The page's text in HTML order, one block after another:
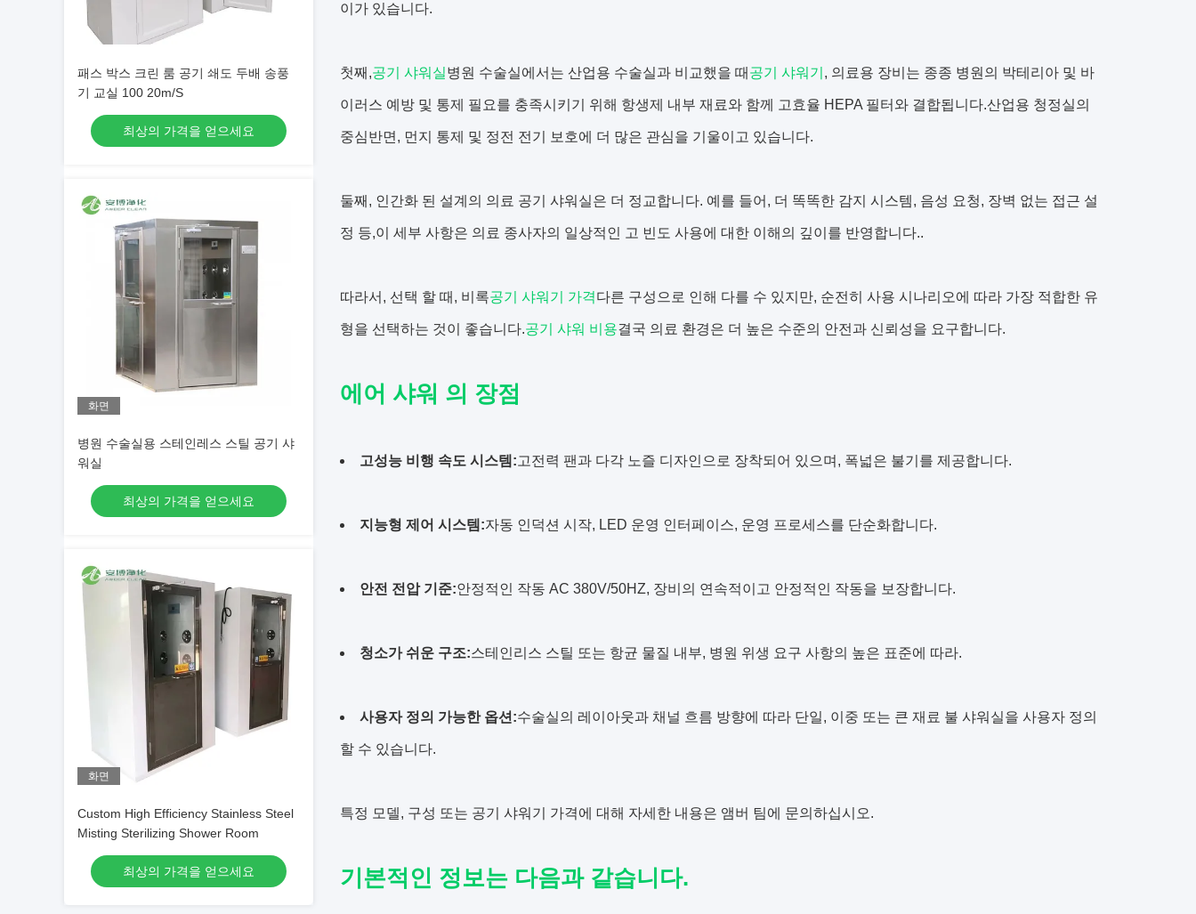
패스 박스 크린 룸 공기 쇄도 두배 송풍
기 교실 100 20m/S
최상의 가격을 얻으세요
화면
병원 수술실용 스테인레스 스틸 공기 샤
워실
최상의 가격을 얻으세요
화면
Custom High Efficiency Stainless Steel
Misting Sterilizing Shower Room
최상의 가격을 얻으세요
이가 있습니다.
첫째,공기 샤워실병원 수술실에서는 산업용 수술실과 비교했을 때 공기 샤워기 , 의료용 장비는 종종 병원의 박테리아 및 바
이러스 예방 및 통제 필요를 충족시키기 위해 항생제 내부 재료와 함께 고효율 HEPA 필터와 결합됩니다.산업용 청정실의
중심반면, 먼지 통제 및 정전 전기 보호에 더 많은 관심을 기울이고 있습니다.
둘째, 인간화 된 설계의 의료 공기 샤워실은 더 정교합니다. 예를 들어, 더 똑똑한 감지 시스템, 음성 요청, 장벽 없는 접근 설
정 등,이 세부 사항은 의료 종사자의 일상적인 고 빈도 사용에 대한 이해의 깊이를 반영합니다..
따라서, 선택 할 때, 비록공기 샤워기 가격다른 구성으로 인해 다를 수 있지만, 순전히 사용 시나리오에 따라 가장 적합한 유
형을 선택하는 것이 좋습니다.공기 샤워 비용결국 의료 환경은 더 높은 수준의 안전과 신뢰성을 요구합니다.
에어 샤워 의 장점
고성능 비행 속도 시스템:고전력 팬과 다각 노즐 디자인으로 장착되어 있으며, 폭넓은 불기를 제공합니다.
지능형 제어 시스템:자동 인덕션 시작, LED 운영 인터페이스, 운영 프로세스를 단순화합니다.
안전 전압 기준:안정적인 작동 AC 380V/50HZ, 장비의 연속적이고 안정적인 작동을 보장합니다.
청소가 쉬운 구조:스테인리스 스틸 또는 항균 물질 내부, 병원 위생 요구 사항의 높은 표준에 따라.
사용자 정의 가능한 옵션:수술실의 레이아웃과 채널 흐름 방향에 따라 단일, 이중 또는 큰 재료 불 샤워실을 사용자 정의
할 수 있습니다.
특정 모델, 구성 또는 공기 샤워기 가격에 대해 자세한 내용은 앰버 팀에 문의하십시오.
기본적인 정보는 다음과 같습니다.